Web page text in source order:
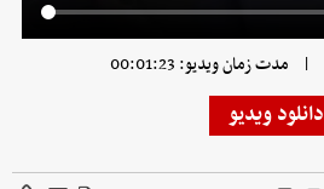
| مدت زمان ویدیو: 00:01:23
دانلود ویدیو